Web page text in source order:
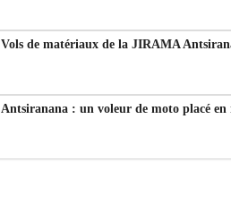
Vols de matériaux de la JIRAMA
Antsiranana : un voleur de moto placé en